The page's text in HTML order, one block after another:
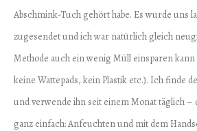
Abschmink-Tuch gehört habe. Es wurde uns
zugesendet und ich war natürlich gleich
Methode auch ein wenig Müll einsparen
keine Wattepads, kein Plastik etc.). Ich finde
und verwende ihn seit einem Monat täglich –
ganz einfach: Anfeuchten und mit dem